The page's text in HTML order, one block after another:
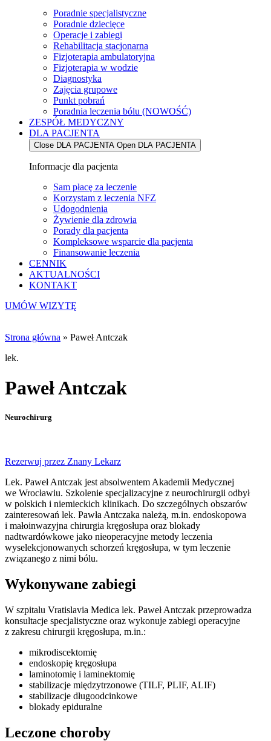
Poradnie specjalistyczne
Poradnie dziecięce
Operacje i zabiegi
Rehabilitacja stacjonarna
Fizjoterapia ambulatoryjna
Fizjoterapia w wodzie
Diagnostyka
Zajęcia grupowe
Punkt pobrań
Poradnia leczenia bólu (NOWOŚĆ)
ZESPÓŁ MEDYCZNY
DLA PACJENTA
Close DLA PACJENTA Open DLA PACJENTA
Informacje dla pacjenta
Sam płacę za leczenie
Korzystam z leczenia NFZ
Udogodnienia
Żywienie dla zdrowia
Porady dla pacjenta
Kompleksowe wsparcie dla pacjenta
Finansowanie leczenia
CENNIK
AKTUALNOŚCI
KONTAKT
UMÓW WIZYTĘ
Strona główna » Paweł Antczak
lek.
Paweł Antczak
Neurochirurg
Rezerwuj przez Znany Lekarz
Lek. Paweł Antczak jest absolwentem Akademii Medycznej
we Wrocławiu. Szkolenie specjalizacyjne z neurochirurgii odbył
w polskich i niemieckich klinikach. Do szczególnych obszarów
zainteresowań lek. Pawła Antczaka należą, m.in. endoskopowa
i małoinwazyjna chirurgia kręgosłupa oraz blokady
nadtwardówkowe jako nieoperacyjne metody leczenia
wyselekcjonowanych schorzeń kręgosłupa, w tym leczenie
związanego z nimi bólu.
Wykonywane zabiegi
W szpitalu Vratislavia Medica lek. Paweł Antczak przeprowadza
konsultacje specjalistyczne oraz wykonuje zabiegi operacyjne
z zakresu chirurgii kręgosłupa, m.in.:
mikrodiscektomię
endoskopię kręgosłupa
laminotomię i laminektomię
stabilizacje międzytrzonowe (TILF, PLIF, ALIF)
stabilizacje długoodcinkowe
blokady epiduralne
Leczone choroby